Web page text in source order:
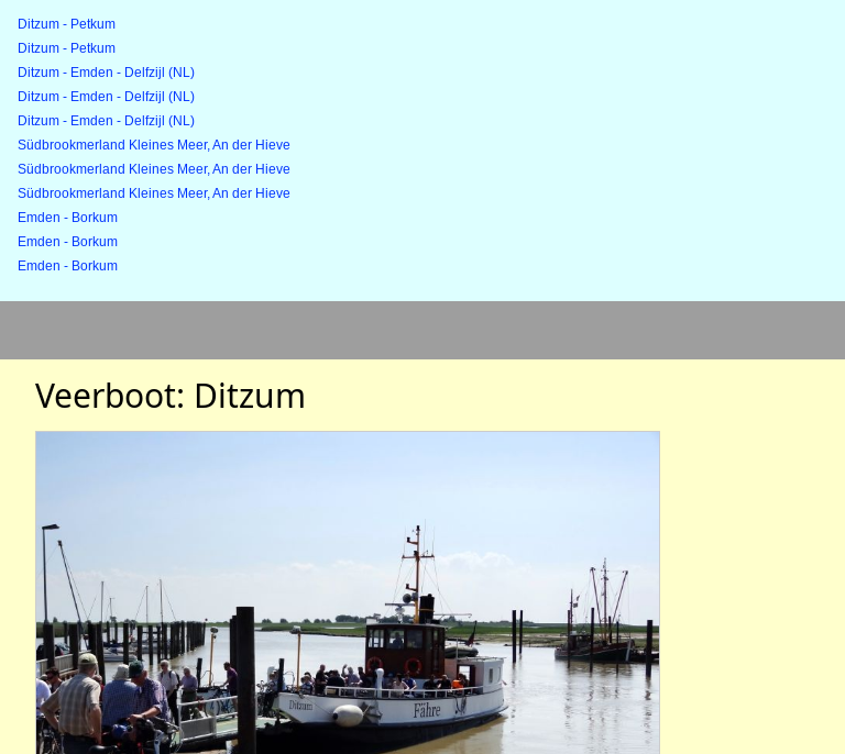
Ditzum - Petkum
Ditzum - Petkum
Ditzum - Emden - Delfzijl (NL)
Ditzum - Emden - Delfzijl (NL)
Ditzum - Emden - Delfzijl (NL)
Südbrookmerland Kleines Meer, An der Hieve
Südbrookmerland Kleines Meer, An der Hieve
Südbrookmerland Kleines Meer, An der Hieve
Emden - Borkum
Emden - Borkum
Emden - Borkum
Veerboot: Ditzum